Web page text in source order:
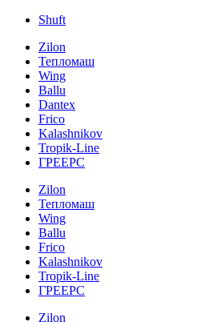
Shuft
Zilon
Тепломаш
Wing
Ballu
Dantex
Frico
Kalashnikov
Tropik-Line
ГРЕЕРС
Zilon
Тепломаш
Wing
Ballu
Frico
Kalashnikov
Tropik-Line
ГРЕЕРС
Zilon